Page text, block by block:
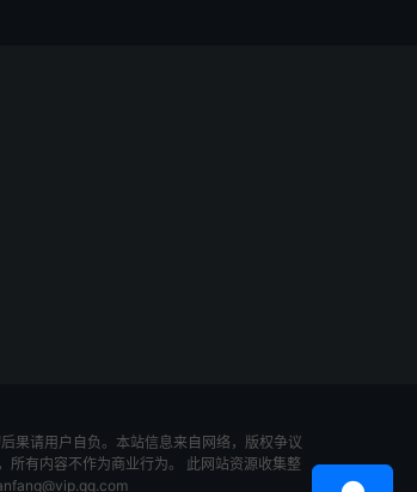
果请用户自负。本站信息来自网络，版权争议
有内容不作为商业行为。 此网站资源收集整